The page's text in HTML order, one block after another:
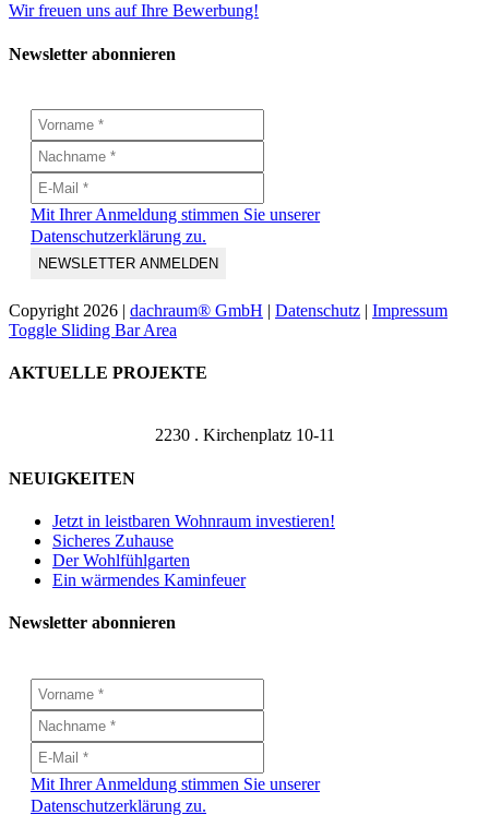
Wir freuen uns auf Ihre Bewerbung!
Newsletter abonnieren
Mit Ihrer Anmeldung stimmen Sie unserer
Datenschutzerklärung zu.
Copyright 2026 | dachraum® GmbH | Datenschutz | Impressum
Toggle Sliding Bar Area
AKTUELLE PROJEKTE
2230 . Kirchenplatz 10-11
NEUIGKEITEN
Jetzt in leistbaren Wohnraum investieren!
Sicheres Zuhause
Der Wohlfühlgarten
Ein wärmendes Kaminfeuer
Newsletter abonnieren
Mit Ihrer Anmeldung stimmen Sie unserer
Datenschutzerklärung zu.